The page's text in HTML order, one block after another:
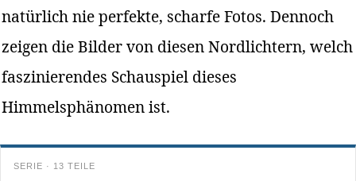
natürlich nie perfekte, scharfe Fotos. Dennoch
zeigen die Bilder von diesen Nordlichtern, welch
faszinierendes Schauspiel dieses
Himmelsphänomen ist.
SERIE · 13 TEILE